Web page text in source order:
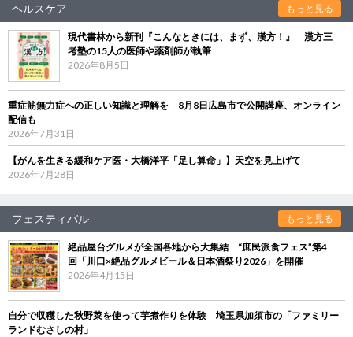
ヘルスケア もっと見る
現代書林から新刊『こんなときには、まず、漢方！』 漢方三
考塾の15人の医師や薬剤師が執筆
2026年8月5日
重症筋無力症への正しい知識と理解を 8月8日広島市で公開講座、オンライン
配信も
2026年7月31日
【がんを生きる緩和ケア医・大橋洋平「足し算命」】天空を見上げて
2026年7月28日
フェスティバル もっと見る
絶品屋台グルメが全国各地から大集結 “庶民派食フェス”第4
回「川口×絶品グルメビール＆日本酒祭り2026」を開催
2026年4月15日
自分で収穫した秋野菜を使って芋煮作りを体験 埼玉県加須市の「ファミリー
ランドむさしの村」